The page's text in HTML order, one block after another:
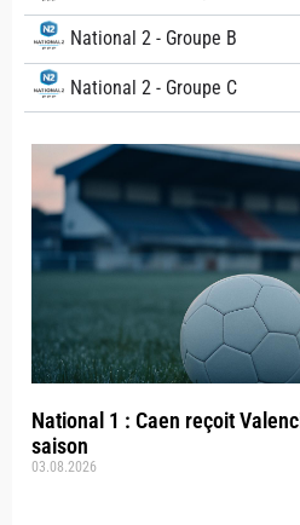
National 2 - Groupe B
National 2 - Groupe C
National 1 : Caen reçoit
saison
03.08.2026